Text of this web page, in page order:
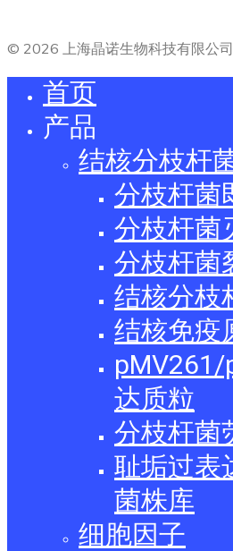
© 2026 上海晶诺生物科技有限公司.
首页
产品
结核分枝杆
分枝杆菌
分枝杆菌
分枝杆菌
结核分枝
结核免疫
pMV261/
达质粒
分枝杆菌
耻垢过表
菌株库
细胞因子